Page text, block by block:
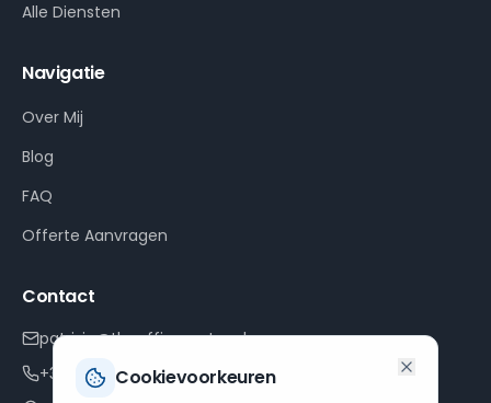
Alle Diensten
Navigatie
Over Mij
Blog
FAQ
Offerte Aanvragen
Contact
patrizia@theofficepartner.be
+32 468 23 51 07Cookievoorkeuren